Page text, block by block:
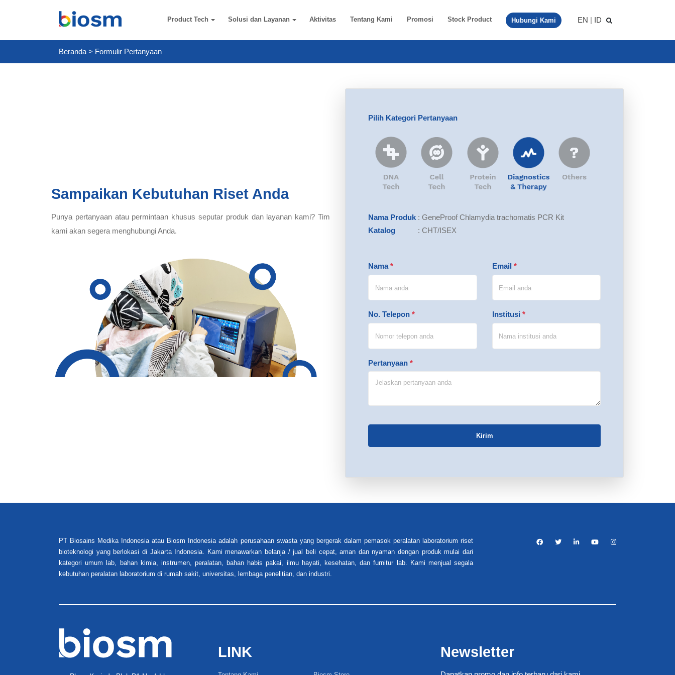
Product Tech Solusi dan Layanan Aktivitas Tentang Kami Promosi Stock Product Hubungi Kami EN | ID
Beranda > Formulir Pertanyaan
Sampaikan Kebutuhan Riset Anda
Punya pertanyaan atau permintaan khusus seputar produk dan layanan kami? Tim
kami akan segera menghubungi Anda.
Pilih Kategori Pertanyaan
Nama Produk : GeneProof Chlamydia trachomatis PCR Kit
Katalog
: CHT/ISEX
Nama* Email *
No. Telepon * Institusi *
Pertanyaan *
Kirim
PT Biosains Medika Indonesia atau Biosm Indonesia adalah perusahaan swasta yang bergerak dalam pemasok peralatan laboratorium riset
bioteknologi yang berlokasi di Jakarta Indonesia. Kami menawarkan belanja / jual beli cepat, aman dan nyaman dengan produk mulai dari
kategori umum lab, bahan kimia, instrumen, peralatan, bahan habis pakai, ilmu hayati, kesehatan, dan furnitur lab. Kami menjual segala
kebutuhan peralatan laboratorium di rumah sakit, universitas, lembaga penelitian, dan industri.
LINK Newsletter